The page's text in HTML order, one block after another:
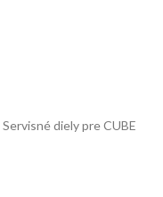
Servisné diely pre CUBE